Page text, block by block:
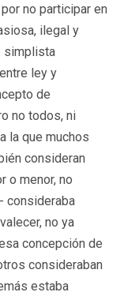
no participar en
ilegal y
simplista
ley y
de
no todos, ni
la que muchos
consideran
o menor, no
consideraba
no ya
concepción de
consideraban
estaba